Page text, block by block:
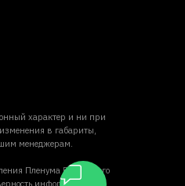
характер и ни при
в габариты,
менеджерам.
Пленума Верховного
информации,